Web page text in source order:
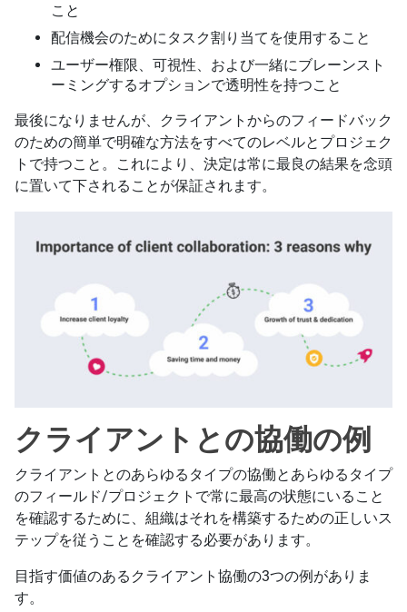
こと
配信機会のためにタスク割り当てを使用すること
ユーザー権限、可視性、および一緒にブレーンスト
ーミングするオプションで透明性を持つこと
最後になりませんが、クライアントからのフィードバック
のための簡単で明確な方法をすべてのレベルとプロジェク
トで持つこと。これにより、決定は常に最良の結果を念頭
に置いて下されることが保証されます。
クライアントとの協働の例
クライアントとのあらゆるタイプの協働とあらゆるタイプ
のフィールド/プロジェクトで常に最高の状態にいること
を確認するために、組織はそれを構築するための正しいス
テップを従うことを確認する必要があります。
目指す価値のあるクライアント協働の3つの例がありま
す。